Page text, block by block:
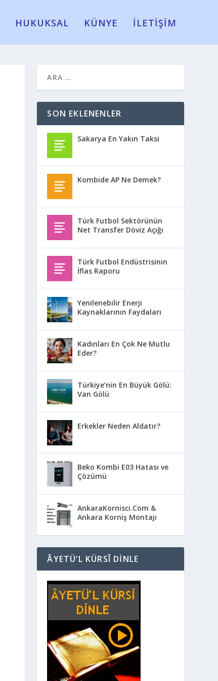
HUKUKSAL KÜNYE İLETİŞİM
SON EKLENENLER
Sakarya En Yakın Taksi
Kombide AP Ne Demek?
Türk Futbol Sektörünün
Net Transfer Döviz Açığı
Türk Futbol Endüstrisinin
İflas Raporu
Yenilenebilir Enerji
Kaynaklarının Faydaları
Kadınları En Çok Ne Mutlu
Eder?
Türkiye’nin En Büyük Gölü:
Van Gölü
Erkekler Neden Aldatır?
Beko Kombi E03 Hatası ve
Çözümü
AnkaraKornisci.Com &
Ankara Korniş Montajı
ÂYETÜ’L KÜRSÎ DINLE